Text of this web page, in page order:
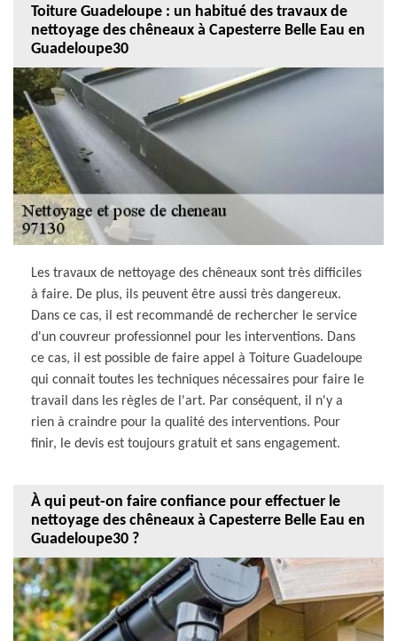
Toiture Guadeloupe : un habitué des travaux de
nettoyage des chêneaux à Capesterre Belle Eau en
Guadeloupe30
Les travaux de nettoyage des chêneaux sont très difficiles
à faire. De plus, ils peuvent être aussi très dangereux.
Dans ce cas, il est recommandé de rechercher le service
d'un couvreur professionnel pour les interventions. Dans
ce cas, il est possible de faire appel à Toiture Guadeloupe
qui connait toutes les techniques nécessaires pour faire le
travail dans les règles de l'art. Par conséquent, il n'y a
rien à craindre pour la qualité des interventions. Pour
finir, le devis est toujours gratuit et sans engagement.
À qui peut-on faire confiance pour effectuer le
nettoyage des chêneaux à Capesterre Belle Eau en
Guadeloupe30 ?